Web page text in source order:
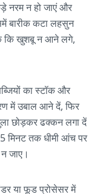
नरम न हो जाएं और
बारीक कटा लहसुन
कि खुशबू न आने लगे,
का स्टॉक और
में उबाल आने दें, फिर
छोड़कर ढक्कन लगा दें
मिनट तक धीमी आंच पर
जाए।
या फूड प्रोसेसर में